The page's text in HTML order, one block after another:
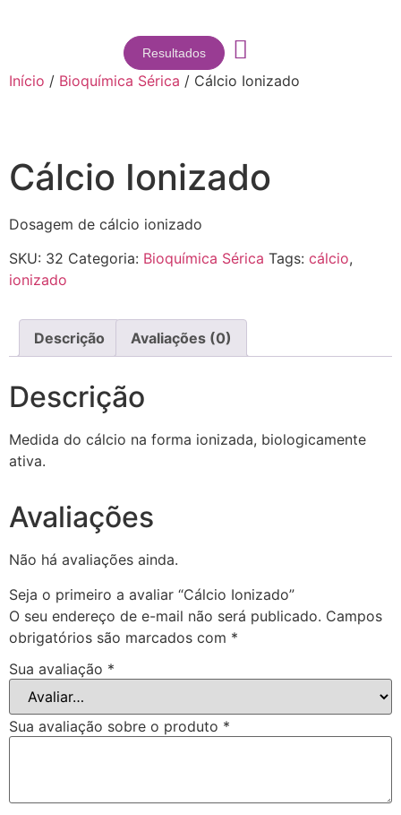
Resultados
Início / Bioquímica Sérica / Cálcio Ionizado
Cálcio Ionizado
Dosagem de cálcio ionizado
SKU: 32 Categoria: Bioquímica Sérica Tags: cálcio,
ionizado
Descrição Avaliações (0)
Descrição
Medida do cálcio na forma ionizada, biologicamente
ativa.
Avaliações
Não há avaliações ainda.
Seja o primeiro a avaliar “Cálcio Ionizado”
O seu endereço de e-mail não será publicado. Campos
obrigatórios são marcados com *
Sua avaliação *
Sua avaliação sobre o produto *